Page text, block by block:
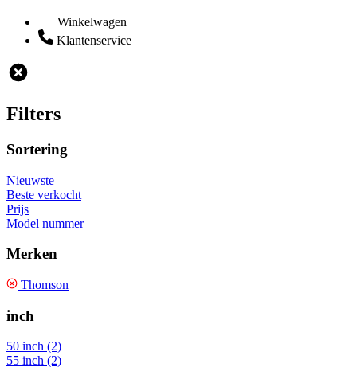
Winkelwagen
Klantenservice
Filters
Sortering
Nieuwste
Beste verkocht
Prijs
Model nummer
Merken
Thomson
inch
50 inch (2)
55 inch (2)